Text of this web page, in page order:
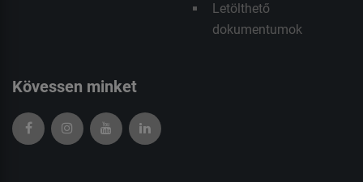
Letölthető
dokumentumok
Kövessen minket